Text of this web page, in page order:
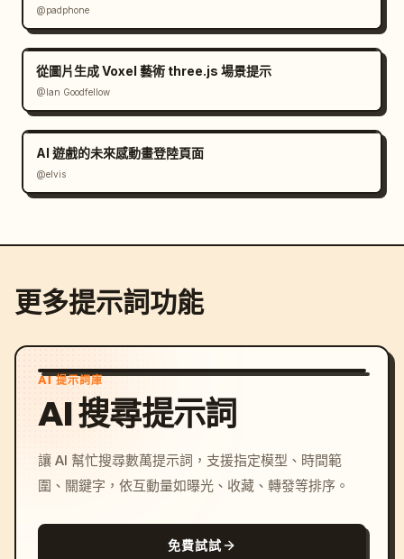
@padphone
從圖片生成 Voxel 藝術 three.js 場景提示
@Ian Goodfellow
AI 遊戲的未來感動畫登陸頁面
@elvis
更多提示詞功能
AI 提示詞庫
AI 搜尋提示詞
讓 AI 幫忙搜尋數萬提示詞，支援指定模型、時間範
圍、關鍵字，依互動量如曝光、收藏、轉發等排序。
免費試試